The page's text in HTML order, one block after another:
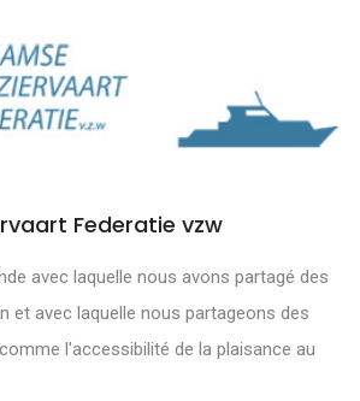
Federatie vzw
avec laquelle nous avons partagé des
et avec laquelle nous partageons des
l'accessibilité de la plaisance au